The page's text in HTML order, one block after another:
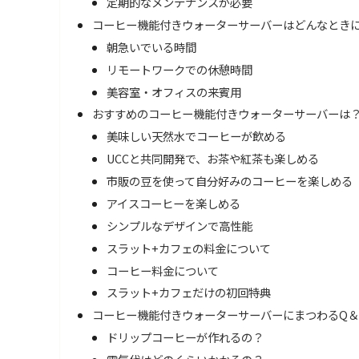
コーヒー機能付きウォーターサーバーはどんなとき
朝急いでいる時間
リモートワークでの休憩時間
美容室・オフィスの来賓用
おすすめのコーヒー機能付きウォーターサーバーは？
美味しい天然水でコーヒーが飲める
UCCと共同開発で、お茶や紅茶も楽しめる
市販の豆を使って自分好みのコーヒーを楽しめる
アイスコーヒーを楽しめる
シンプルなデザインで高性能
スラット+カフェの料金について
コーヒー料金について
スラット+カフェだけの初回特典
コーヒー機能付きウォーターサーバーにまつわるQ
ドリップコーヒーが作れるの？